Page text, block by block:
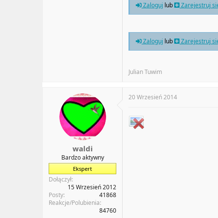
Zaloguj lub Zarejestruj
Zaloguj lub Zarejestruj
Julian Tuwim
waldi
Bardzo aktywny
Ekspert
Dołączył
15 Wrzesień 2012
Posty
41868
Reakcje/Polubienia
84760
20 Wrzesień 2014